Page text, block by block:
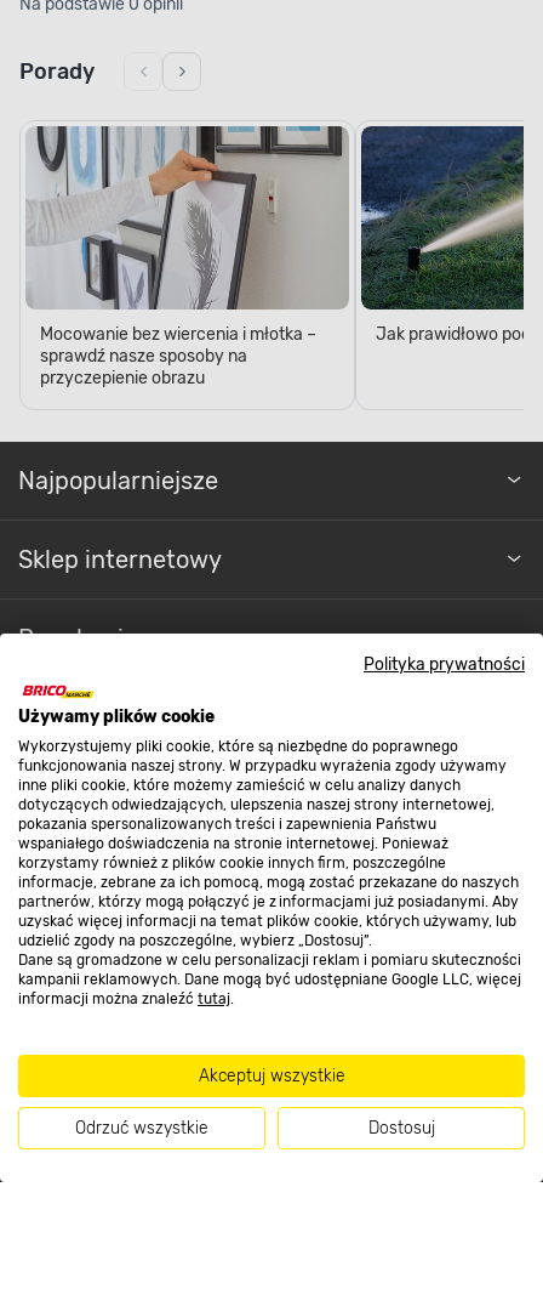
Polityka prywatności
Używamy plików cookie
Wykorzystujemy pliki cookie, które są niezbędne do poprawnego
funkcjonowania naszej strony. W przypadku wyrażenia zgody używamy
inne pliki cookie, które możemy zamieścić w celu analizy danych
dotyczących odwiedzających, ulepszenia naszej strony internetowej,
pokazania spersonalizowanych treści i zapewnienia Państwu
wspaniałego doświadczenia na stronie internetowej. Ponieważ
korzystamy również z plików cookie innych firm, poszczególne
informacje, zebrane za ich pomocą, mogą zostać przekazane do naszych
partnerów, którzy mogą połączyć je z informacjami już posiadanymi. Aby
uzyskać więcej informacji na temat plików cookie, których używamy, lub
udzielić zgody na poszczególne, wybierz „Dostosuj”.
Dane są gromadzone w celu personalizacji reklam i pomiaru skuteczności
kampanii reklamowych. Dane mogą być udostępniane Google LLC, więcej
informacji można znaleźć tutaj.
Akceptuj wszystkie
Odrzuć wszystkie Dostosuj
Na podstawie 0 opinii
Porady
Mocowanie bez wiercenia i młotka –
sprawdź nasze sposoby na
przyczepienie obrazu
Jak prawidłowo
Najpopularniejsze
Sklep internetowy
Regulaminy
Promocje
Nasze sklepy
O nas
Kontakt do sklepu
Dołącz do nas